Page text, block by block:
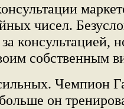
чисел.
консультацией,
собственным
Чемпион
он